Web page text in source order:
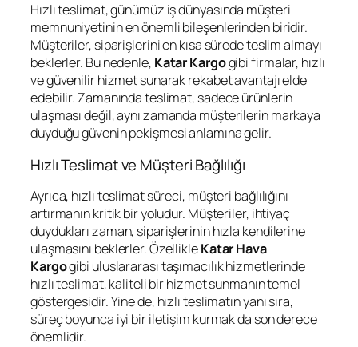
Hızlı teslimat, günümüz iş dünyasında müşteri
memnuniyetinin en önemli bileşenlerinden biridir.
Müşteriler, siparişlerini en kısa sürede teslim almayı
beklerler. Bu nedenle, Katar Kargogibi firmalar, hızlı
ve güvenilir hizmet sunarak rekabet avantajı elde
edebilir. Zamanında teslimat, sadece ürünlerin
ulaşması değil, aynı zamanda müşterilerin markaya
duyduğu güvenin pekişmesi anlamına gelir.
Hızlı Teslimat ve Müşteri Bağlılığı
Ayrıca, hızlı teslimat süreci, müşteri bağlılığını
artırmanın kritik bir yoludur. Müşteriler, ihtiyaç
duydukları zaman, siparişlerinin hızla kendilerine
ulaşmasını beklerler. ÖzellikleKatar Hava
Kargogibi uluslararası taşımacılık hizmetlerinde
hızlı teslimat, kaliteli bir hizmet sunmanın temel
göstergesidir. Yine de, hızlı teslimatın yanı sıra,
süreç boyunca iyi bir iletişim kurmak da son derece
önemlidir.